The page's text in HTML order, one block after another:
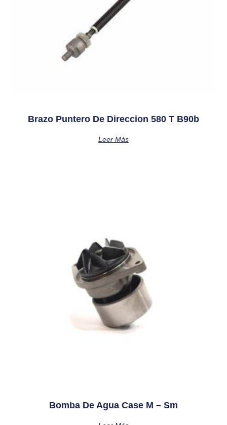
Brazo Puntero De Direccion 580 T B90b
Leer Más
Bomba De Agua Case M – Sm